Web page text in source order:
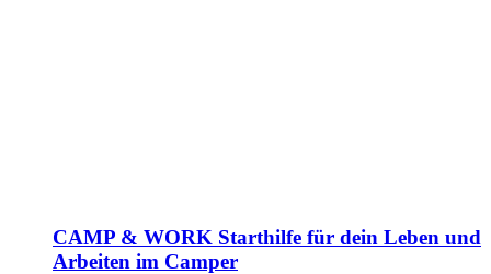
CAMP & WORK Starthilfe für dein Leben und
Arbeiten im Camper